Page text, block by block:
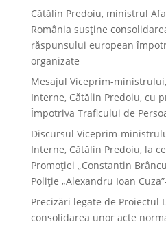
Cătălin Predoiu, ministrul
România susține
răspunsului european
organizate
Mesajul Viceprim-
Interne, Cătălin Predoiu, cu
Împotriva Traficului de
Discursul Viceprim-
Interne, Cătălin Predoiu, la
Promoției „Constantin
Poliție „Alexandru Ioan
Precizări legate de Proiectul
consolidarea unor acte